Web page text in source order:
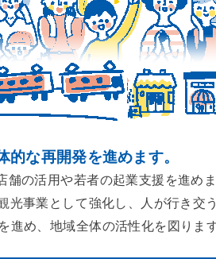
な再開発を進めます。
の活用や若者の起業支援を進めま
事業として強化し、人が行き交
め、地域全体の活性化を図ります